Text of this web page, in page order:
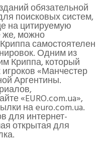
обязательной
поисковых систем,
на цитируемую
же, можно
самостоятелен
Одним из
Криппа, который
«Манчестер
Аргентины.
«EURO.com.ua»,
на euro.com.ua.
для интернет-
открытая для